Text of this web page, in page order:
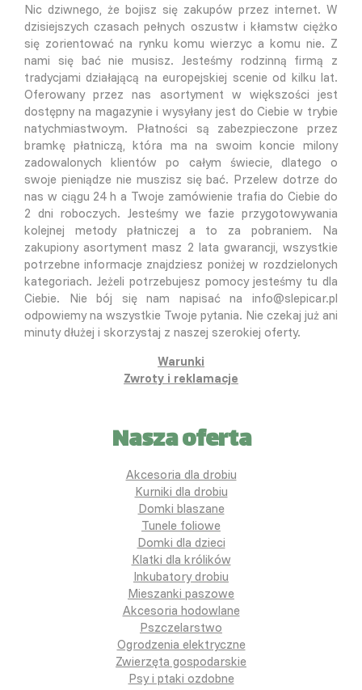
Nic dziwnego, że bojisz się zakupów przez internet. W
dzisiejszych czasach pełnych oszustw i kłamstw ciężko
się zorientować na rynku komu wierzyc a komu nie. Z
nami się bać nie musisz. Jesteśmy rodzinną firmą z
tradycjami działającą na europejskiej scenie od kilku lat.
Oferowany przez nas asortyment w większości jest
dostępny na magazynie i wysyłany jest do Ciebie w trybie
natychmiastwoym. Płatności są zabezpieczone przez
bramkę płatniczą, która ma na swoim koncie milony
zadowalonych klientów po całym świecie, dlatego o
swoje pieniądze nie muszisz się bać. Przelew dotrze do
nas w ciągu 24 h a Twoje zamówienie trafia do Ciebie do
2 dni roboczych. Jesteśmy we fazie przygotowywania
kolejnej metody płatniczej a to za pobraniem. Na
zakupiony asortyment masz 2 lata gwarancji, wszystkie
potrzebne informacje znajdziesz poniżej w rozdzielonych
kategoriach. Jeżeli potrzebujesz pomocy jesteśmy tu dla
Ciebie. Nie bój się nam napisać na info@slepicar.pl
odpowiemy na wszystkie Twoje pytania. Nie czekaj już ani
minuty dłużej i skorzystaj z naszej szerokiej oferty.
Warunki
Zwroty i reklamacje
Nasza oferta
Akcesoria dla drobiu
Kurniki dla drobiu
Domki blaszane
Tunele foliowe
Domki dla dzieci
Klatki dla królików
Inkubatory drobiu
Mieszanki paszowe
Akcesoria hodowlane
Pszczelarstwo
Ogrodzenia elektryczne
Zwierzęta gospodarskie
Psy i ptaki ozdobne